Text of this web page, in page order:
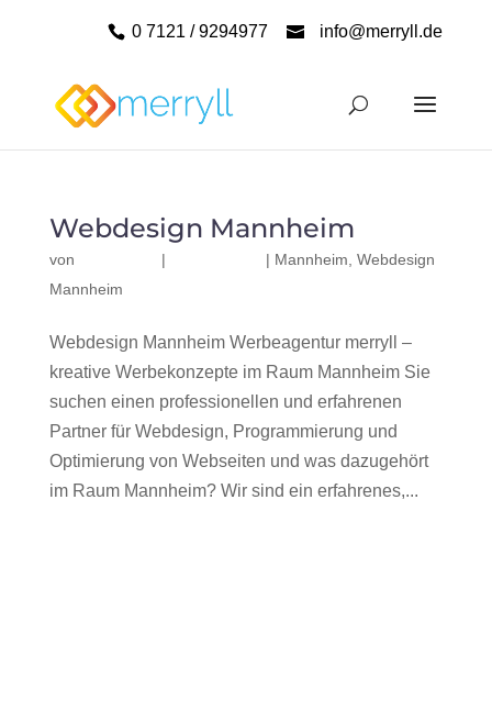
0 7121 / 9294977 info@merryll.de
Webdesign Mannheim
von | | Mannheim Webdesign
Mannheim
Webdesign Mannheim Werbeagentur merryll –
kreative Werbekonzepte im Raum Mannheim Sie
suchen einen professionellen und erfahrenen
Partner für Webdesign, Programmierung und
Optimierung von Webseiten und was dazugehört
im Raum Mannheim? Wir sind ein erfahrenes,...